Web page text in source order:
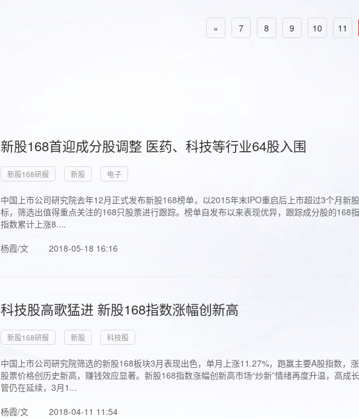
« 7 8 9 10 11
新股168首迎成分股调整 医药、科技等行业64股入围
新股168研报 新股 电子
中国上市公司研究院去年12月正式发布新股168榜单，以2015年末IPO重启后上市超过3个月新
标，筛选出值得重点关注的168只股票进行跟踪。榜单自发布以来表现优异，跟踪成分股的168
指数累计上涨8....
杨霞/文
2018-05-18 16:16
科技股高歌猛进 新股168指数涨幅创新高
新股168研报 新股 科技股
中国上市公司研究院筛选的新股168板块3月表现出色，单月上涨11.27%，跑赢主要A股指数，
股票价格创历史新高，赚钱效应显著。新股168指数涨幅创新高市场“炒新”情绪再度升温，高
管仍在延续，3月1...
杨霞/文
2018-04-11 11:54